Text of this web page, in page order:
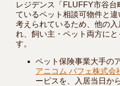
レジデンス「FLUFFY市谷
ているペット相談可物件と
考えられているため、他の
れ、飼い主・ペット両方に
す。
ペット保険事業大手の
アニコム パフェ株式会
ービスを、入居当日か